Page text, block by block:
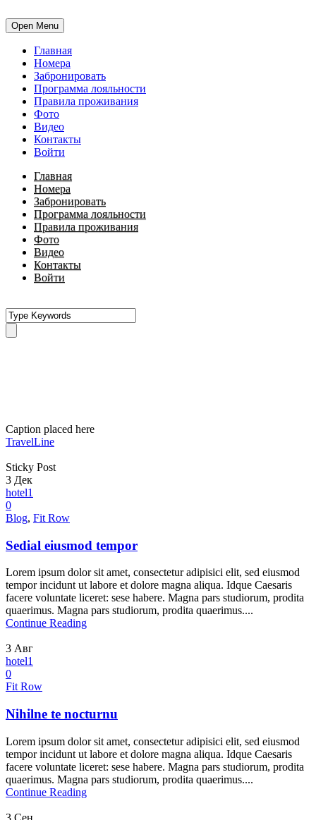
Open Menu
Главная
Номера
Забронировать
Программа лояльности
Правила проживания
Фото
Видео
Контакты
Войти
Главная
Номера
Забронировать
Программа лояльности
Правила проживания
Фото
Видео
Контакты
Войти
Caption placed here
TravelLine
Sticky Post
3 Дек
hotel1
0
Blog, Fit Row
Sedial eiusmod tempor
Lorem ipsum dolor sit amet, consectetur adipisici elit, sed eiusmod
tempor incidunt ut labore et dolore magna aliqua. Idque Caesaris
facere voluntate liceret: sese habere. Magna pars studiorum, prodita
quaerimus. Magna pars studiorum, prodita quaerimus....
Continue Reading
3 Авг
hotel1
0
Fit Row
Nihilne te nocturnu
Lorem ipsum dolor sit amet, consectetur adipisici elit, sed eiusmod
tempor incidunt ut labore et dolore magna aliqua. Idque Caesaris
facere voluntate liceret: sese habere. Magna pars studiorum, prodita
quaerimus. Magna pars studiorum, prodita quaerimus....
Continue Reading
3 Сен